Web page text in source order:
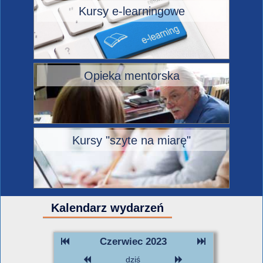
Kursy e-learningowe
Opieka mentorska
Kursy "szyte na miarę"
Kalendarz wydarzeń
Czerwiec 2023
dziś